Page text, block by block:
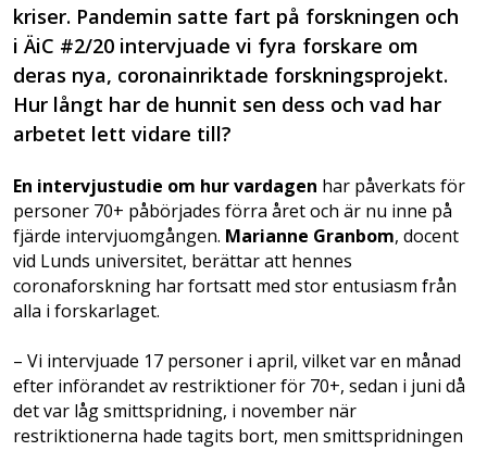
kriser. Pandemin satte fart på forskningen och
i ÄiC #2/20 intervjuade vi fyra forskare om
deras nya, coronainriktade forskningsprojekt.
Hur långt har de hunnit sen dess och vad har
arbetet lett vidare till?
En intervjustudie om hur vardagen har påverkats för
personer 70+ påbörjades förra året och är nu inne på
fjärde intervjuomgången. Marianne Granbom, docent
vid Lunds universitet, berättar att hennes
coronaforskning har fortsatt med stor entusiasm från
alla i forskarlaget.
– Vi intervjuade 17 personer i april, vilket var en månad
efter införandet av restriktioner för 70+, sedan i juni då
det var låg smittspridning, i november när
restriktionerna hade tagits bort, men smittspridningen